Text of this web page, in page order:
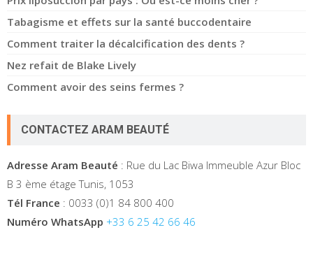
Tabagisme et effets sur la santé buccodentaire
Comment traiter la décalcification des dents ?
Nez refait de Blake Lively
Comment avoir des seins fermes ?
CONTACTEZ ARAM BEAUTÉ
Adresse Aram Beauté : Rue du Lac Biwa Immeuble Azur Bloc
B 3 ème étage Tunis, 1053
Tél France : 0033 (0)1 84 800 400
Numéro WhatsApp +33 6 25 42 66 46